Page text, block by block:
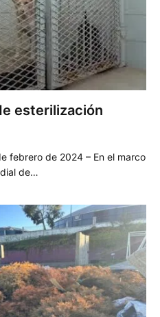
esterilización
febrero de 2024 – En el marco
de…